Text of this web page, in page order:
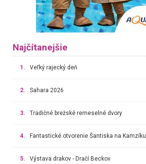
Najčítanejšie
1. Veľký rajecký deň
2. Sahara 2026
3. Tradičné brežské remeselné dvory
4. Fantastické otvorenie Šantiska na Kamzíku
5. Výstava drakov - Dračí Beckov